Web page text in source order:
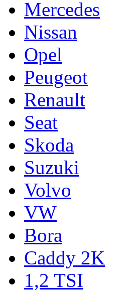
Mercedes
Nissan
Opel
Peugeot
Renault
Seat
Skoda
Suzuki
Volvo
VW
Bora
Caddy 2K
1,2 TSI